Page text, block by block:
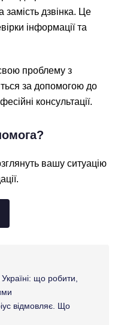
замість дзвінка. Це
інформації та
проблему з
за допомогою до
консультації.
вашу ситуацію
що робити,
відмовляє. Що